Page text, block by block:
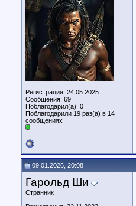
Регистрация: 24.05.2025
Сообщения: 69
Поблагодарил(а): 0
Поблагодарили 19 раз(а) в 14
сообщениях
09.01.2026, 20:08
Гарольд Ши
Странник